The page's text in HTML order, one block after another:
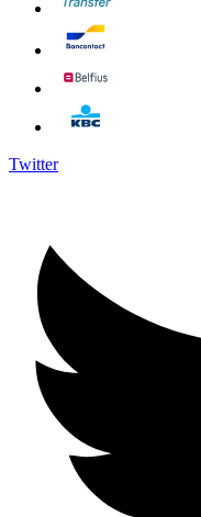
Twitter